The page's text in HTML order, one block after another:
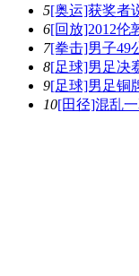
5[奥运]获奖者
6[回放]2012伦
7[拳击]男子49
8[足球]男足决
9[足球]男足铜
10[田径]混乱